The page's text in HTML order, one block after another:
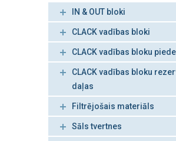
IN & OUT bloki
CLACK vadības bloki
CLACK vadības bloku
CLACK vadības bloku
daļas
Filtrējošais materiāls
Sāls tvertnes